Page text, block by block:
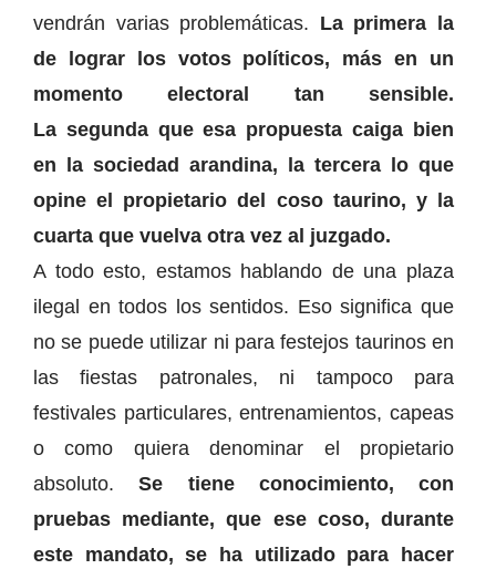
vendrán varias problemáticas. La primera la
de lograr los votos políticos, más en un
momento electoral tan sensible.
La segunda que esa propuesta caiga bien
en la sociedad arandina, la tercera lo que
opine el propietario del coso taurino, y la
cuarta que vuelva otra vez al juzgado.
A todo esto, estamos hablando de una plaza
ilegal en todos los sentidos. Eso significa que
no se puede utilizar ni para festejos taurinos en
las fiestas patronales, ni tampoco para
festivales particulares, entrenamientos, capeas
o como quiera denominar el propietario
absoluto.Se tiene conocimiento, con
pruebas mediante, que ese coso, durante
este mandato, se ha utilizado para hacer